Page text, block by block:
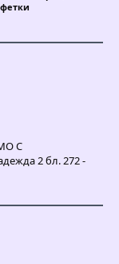
С
2 бл. 272 -